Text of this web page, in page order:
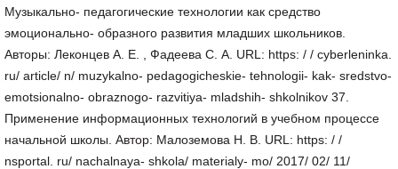
Музыкально- педагогические технологии как средство
эмоционально- образного развития младших школьников.
Авторы: Леконцев А. Е. , Фадеева С. А. URL: https: / / cyberleninka.
ru/ article/ n/ muzykalno- pedagogicheskie- tehnologii- kak- sredstvo-
emotsionalno- obraznogo- razvitiya- mladshih- shkolnikov 37.
Применение информационных технологий в учебном процессе
начальной школы. Автор: Малоземова Н. В. URL: https: / /
nsportal. ru/ nachalnaya- shkola/ materialy- mo/ 2017/ 02/ 11/